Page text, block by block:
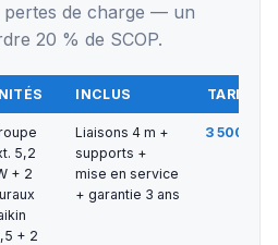
de charge — un
20 % de SCOP.
INCLUS TARIF
5,2
+ 2
+ 2
Liaisons 4 m +
supports +
mise en service
+ garantie 3 ans
3 500 € —